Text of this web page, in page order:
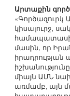
Արտաքին
«Գործազուրկ
կիսալուրջ,
մասին, որ
իրադրության
միայն ԱՄՆ
առմամբ, այն